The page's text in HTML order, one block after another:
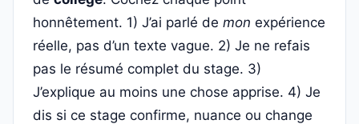
honnêtement. 1) J’ai parlé de mon expérience
réelle, pas d’un texte vague. 2) Je ne refais
pas le résumé complet du stage. 3)
J’explique au moins une chose apprise. 4) Je
dis si ce stage confirme, nuance ou change